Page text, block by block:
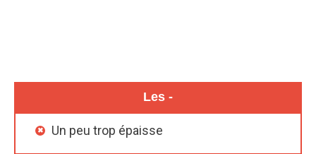
Les -
Un peu trop épaisse